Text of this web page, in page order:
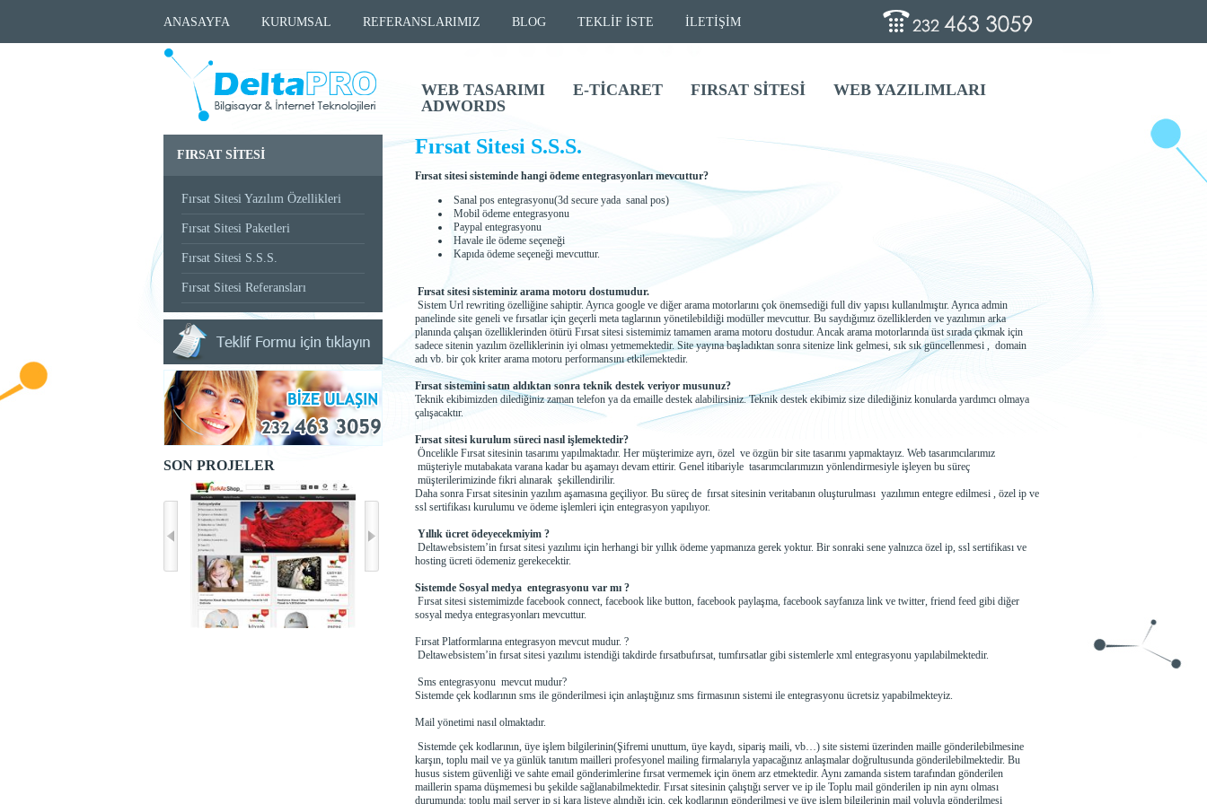
ANASAYFA KURUMSAL REFERANSLARIMIZ BLOG TEKLİF İSTE İLETİŞİM
WEB TASARIMI E-TİCARET FIRSAT SİTESİ
WEB YAZILIMLARI
ADWORDS
FIRSAT SİTESİ
Fırsat Sitesi Yazılım Özellikleri
Fırsat Sitesi Paketleri
Fırsat Sitesi S.S.S.
Fırsat Sitesi Referansları
SON PROJELER
Fırsat Sitesi S.S.S.
Fırsat sitesi sisteminde hangi ödeme entegrasyonları mevcuttur?
Sanal pos entegrasyonu(3d secure yada sanal pos)
Mobil ödeme entegrasyonu
Paypal entegrasyonu
Havale ile ödeme seçeneği
Kapıda ödeme seçeneği mevcuttur.
Fırsat sitesi sisteminiz arama motoru dostumudur.
Sistem Url rewriting özelliğine sahiptir. Ayrıca google ve diğer arama motorlarını çok önemsediği full div yapısı kullanılmıştır. Ayrıca admin
panelinde site geneli ve fırsatlar için geçerli meta taglarının yönetilebildiği modüller mevcuttur. Bu saydığımız özelliklerden ve yazılımın arka
planında çalışan özelliklerinden ötürü Fırsat sitesi sistemimiz tamamen arama motoru dostudur. Ancak arama motorlarında üst sırada çıkmak için
sadece sitenin yazılım özelliklerinin iyi olması yetmemektedir. Site yayına başladıktan sonra sitenize link gelmesi, sık sık güncellenmesi , domain
adı vb. bir çok kriter arama motoru performansını etkilemektedir.
Fırsat sistemini satın aldıktan sonra teknik destek veriyor musunuz?
Teknik ekibimizden dilediğiniz zaman telefon ya da emaille destek alabilirsiniz. Teknik destek ekibimiz size dilediğiniz konularda yardımcı olmaya
çalışacaktır.
Fırsat sitesi kurulum süreci nasıl işlemektedir?
Öncelikle Fırsat sitesinin tasarımı yapılmaktadır. Her müşterimize ayrı, özel ve özgün bir site tasarımı yapmaktayız. Web tasarımcılarımız
müşteriyle mutabakata varana kadar bu aşamayı devam ettirir. Genel itibariyle tasarımcılarımızın yönlendirmesiyle işleyen bu süreç
müşterilerimizinde fikri alınarak şekillendirilir.
Daha sonra Fırsat sitesinin yazılım aşamasına geçiliyor. Bu süreç de fırsat sitesinin veritabanın oluşturulması yazılımın entegre edilmesi , özel ip ve
ssl sertifikası kurulumu ve ödeme işlemleri için entegrasyon yapılıyor.
Yıllık ücret ödeyecekmiyim ?
Deltawebsistem’in fırsat sitesi yazılımı için herhangi bir yıllık ödeme yapmanıza gerek yoktur. Bir sonraki sene yalnızca özel ip, ssl sertifikası ve
hosting ücreti ödemeniz gerekecektir.
Sistemde Sosyal medya entegrasyonu var mı ?
Fırsat sitesi sistemimizde facebook connect, facebook like button, facebook paylaşma, facebook sayfanıza link ve twitter, friend feed gibi diğer
sosyal medya entegrasyonları mevcuttur.
Fırsat Platformlarına entegrasyon mevcut mudur. ?
Deltawebsistem’in fırsat sitesi yazılımı istendiği takdirde fırsatbufırsat, tumfırsatlar gibi sistemlerle xml entegrasyonu yapılabilmektedir.
Sms entegrasyonu mevcut mudur?
Sistemde çek kodlarının sms ile gönderilmesi için anlaştığınız sms firmasının sistemi ile entegrasyonu ücretsiz yapabilmekteyiz.
Mail yönetimi nasıl olmaktadır.
Sistemde çek kodlarının, üye işlem bilgilerinin(Şifremi unuttum, üye kaydı, sipariş maili, vb…) site sistemi üzerinden maille gönderilebilmesine
karşın, toplu mail ve ya günlük tanıtım mailleri profesyonel mailing firmalarıyla yapacağınız anlaşmalar doğrultusunda gönderilebilmektedir. Bu
husus sistem güvenliği ve sahte email gönderimlerine fırsat vermemek için önem arz etmektedir. Aynı zamanda sistem tarafından gönderilen
maillerin spama düşmemesi bu şekilde sağlanabilmektedir. Fırsat sitesinin çalıştığı server ve ip ile Toplu mail gönderilen ip nin aynı olması
durumunda; toplu mail server ip si kara listeye alındığı için, çek kodlarının gönderilmesi ve üye işlem bilgilerinin mail yoluyla gönderilmesi